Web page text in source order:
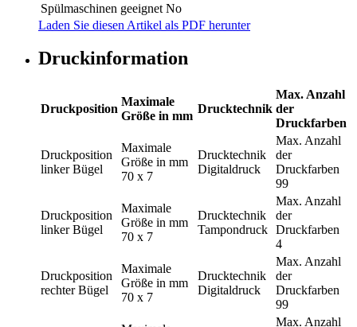
Spülmaschinen geeignet No
Laden Sie diesen Artikel als PDF herunter
Druckinformation
Druckposition
Maximale
Größe in mm
Drucktechnik
Max. Anzahl
der
Druckfarben
Druckposition
linker Bügel
Maximale
Größe in mm
70 x 7
Drucktechnik
Digitaldruck
Max. Anzahl
der
Druckfarben
99
Druckposition
linker Bügel
Maximale
Größe in mm
70 x 7
Drucktechnik
Tampondruck
Max. Anzahl
der
Druckfarben
4
Druckposition
rechter Bügel
Maximale
Größe in mm
70 x 7
Drucktechnik
Digitaldruck
Max. Anzahl
der
Druckfarben
99
Max. Anzahl